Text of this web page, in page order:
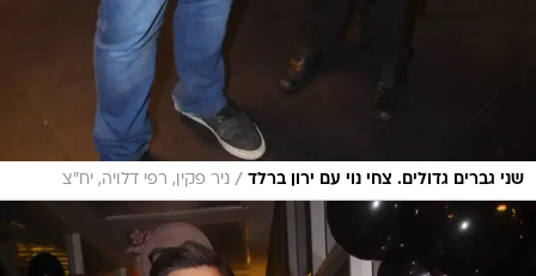
שני גברים גדולים. צחי נוי עם ירון ברלד / ניר פקין, רפי דלויה, יח"צ